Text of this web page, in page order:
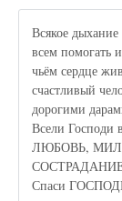
Всякое
всем помогать
чьём сердце
счастливый
дорогими
Всели Господи
ЛЮБОВЬ,
Спаси